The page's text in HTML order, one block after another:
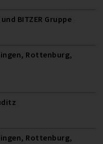
BITZER Gruppe
Rottenburg,
Rottenburg,